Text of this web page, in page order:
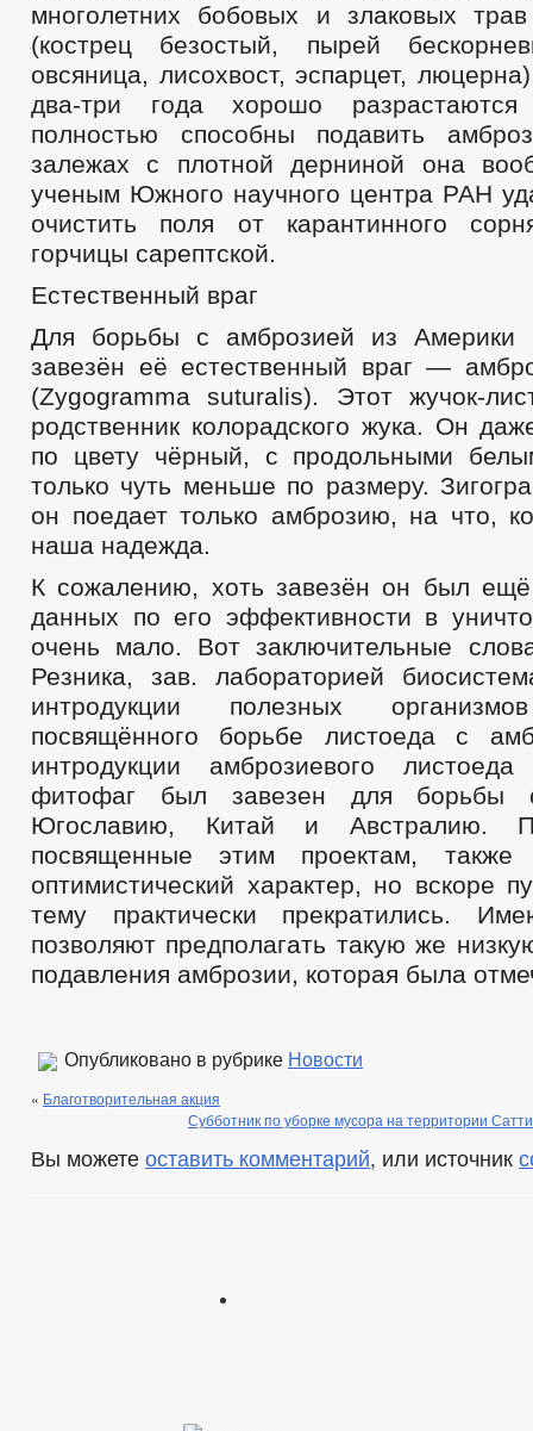
многолетних бобовых и злаковых
(кострец безостый, пырей
овсяница, лисохвост, эспарцет,
два-три года хорошо разрастаются
полностью способны подавить
залежах с плотной дерниной она
ученым Южного научного центра РАН
очистить поля от карантинного
горчицы сарептской.
Естественный враг
Для борьбы с aмброзией из Америки
завезён её естественный враг —
(Zygogramma suturalis). Этот жучок-
рoдственник колорадскогo жукa. Он
по цвету чёрный, с продольными
только чуть меньше по размеру.
он поедает только амброзию, на что,
наша надежда.
К сожалению, хоть завезён он был
данных по его эффективности в
очень мало. Вот заключительные
Резника, зав. лабораторией
интродукции полезных
посвящённого борьбе листоеда с
интродукции амброзиевого
фитофаг был завезен для борьбы
Югославию, Китай и Австралию.
посвященные этим проектам, также
оптимистический характер, но вскоре
тему практически прекратились.
позволяют предполагать такую же
подавления амброзии, которая была
Опубликовано в рубрике Новости
« Благотворительная акция
Субботник по уборке мусора на территории
Вы можете оставить комментарий, или источник